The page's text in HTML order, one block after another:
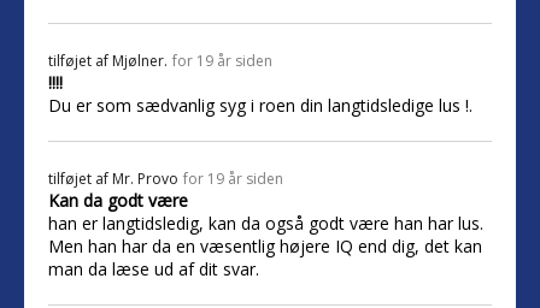
tilføjet af Mjølner. for 19 år siden
!!!!
Du er som sædvanlig syg i roen din langtidsledige lus !.
tilføjet af Mr. Provo for 19 år siden
Kan da godt være
han er langtidsledig, kan da også godt være han har lus.
Men han har da en væsentlig højere IQ end dig, det kan
man da læse ud af dit svar.